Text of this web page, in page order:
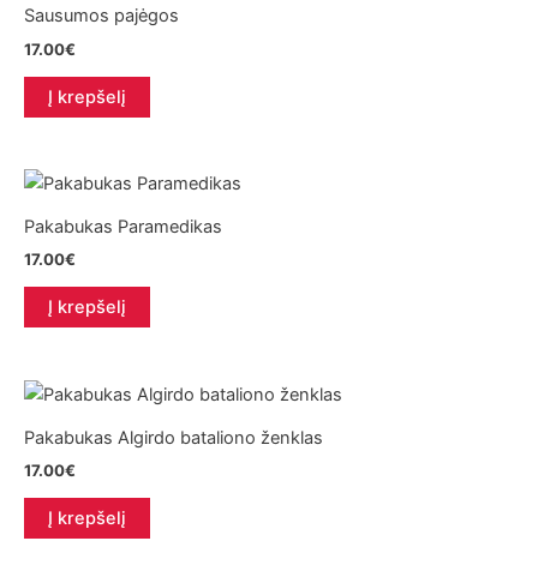
Sausumos pajėgos
17.00€
Į krepšelį
Pakabukas Paramedikas
17.00€
Į krepšelį
Pakabukas Algirdo bataliono ženklas
17.00€
Į krepšelį